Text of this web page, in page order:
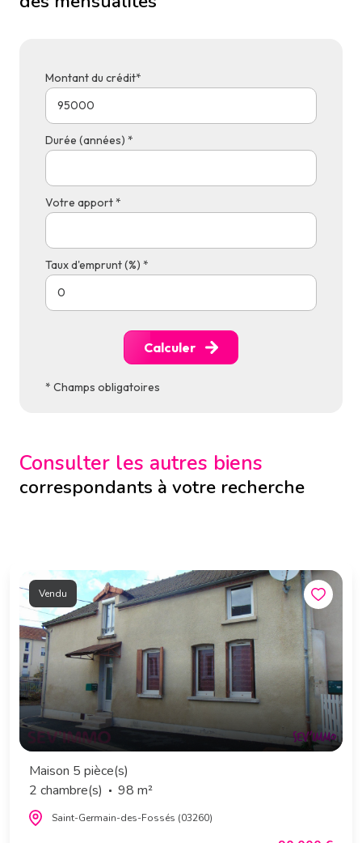
Montant du crédit*
Durée (années) *
Votre apport *
Taux d'emprunt (%) *
Calculer
* Champs obligatoires
Consulter les autres biens
correspondants à votre recherche
Vendu
Maison 5 pièce(s)
2 chambre(s)
98 m²
Saint-Germain-des-Fossés (03260)